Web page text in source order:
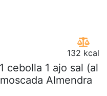
132 kcal
cebolla 1 ajo sal (al
Almendra